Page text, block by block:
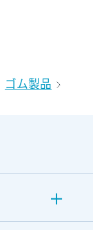
ゴム製品